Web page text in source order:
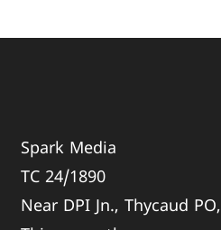
Spark Media
TC 24/1890
Near DPI Jn., Thycaud PO,